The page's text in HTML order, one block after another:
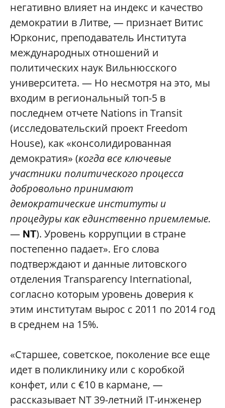
негативно влияет на индекс и качество
демократии в Литве, — признает Витис
Юрконис, преподаватель Института
международных отношений и
политических наук Вильнюсского
университета. — Но несмотря на это, мы
входим в региональный топ-5 в
последнем отчете Nations in Transit
(исследовательский проект Freedom
House), как «консолидированная
демократия» (когда все ключевые
участники политического процесса
добровольно принимают
демократические институты и
процедуры как единственно приемлемые.
— NT). Уровень коррупции в стране
постепенно падает». Его слова
подтверждают и данные литовского
отделения Transparency International,
согласно которым уровень доверия к
этим институтам вырос с 2011 по 2014 год
в среднем на 15%.
«Старшее, советское, поколение все еще
идет в поликлинику или с коробкой
конфет, или с €10 в кармане, —
рассказывает NT 39-летний IT-инженер